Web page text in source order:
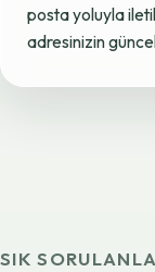
posta yoluyla
adresinizin
SIK